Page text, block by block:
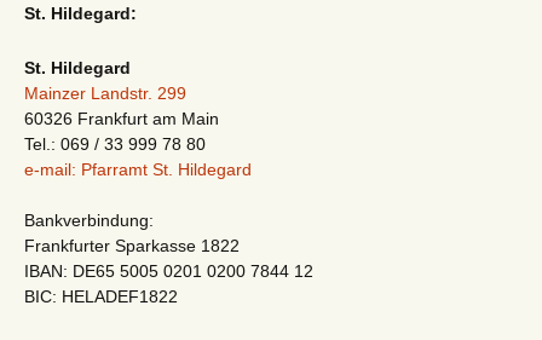
St. Hildegard:
St. Hildegard
Mainzer Landstr. 299
60326 Frankfurt am Main
Tel.: 069 / 33 999 78 80
e-mail: Pfarramt St. Hildegard
Bankverbindung:
Frankfurter Sparkasse 1822
IBAN: DE65 5005 0201 0200 7844 12
BIC: HELADEF1822